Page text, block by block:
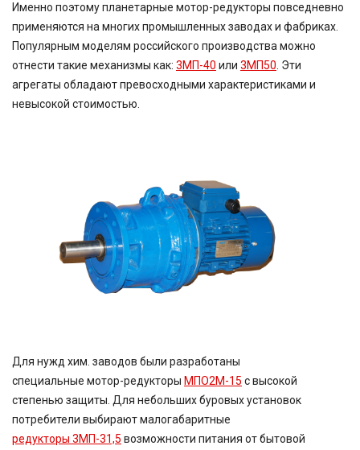
Именно поэтому планетарные мотор-редукторы повседневно
применяются на многих промышленных заводах и фабриках.
Популярным моделям российского производства можно
отнести такие механизмы как: 3МП-40 или 3МП50 . Эти
агрегаты обладают превосходными характеристиками и
невысокой стоимостью.
Для нужд хим. заводов были разработаны
специальные мотор-редукторы МПО2М-15 с высокой
степенью защиты. Для небольших буровых установок
потребители выбирают малогабаритные
редукторы 3МП-31,5 возможности питания от бытовой